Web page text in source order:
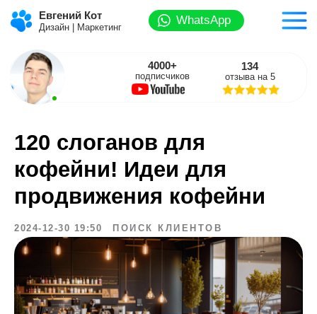
WhatsApp
Евгений Кот
Дизайн | Маркетинг
120 слоганов для
кофейни! Идеи для
продвижения кофейни
2024-12-30 19:50 ПОИСК КЛИЕНТОВ